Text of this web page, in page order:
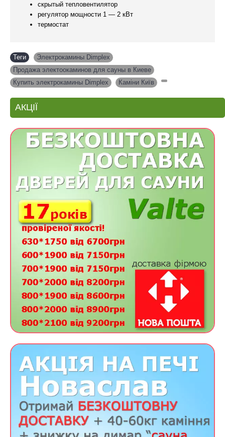
скрытый тепловентилятор
регулятор мощности 1 — 2 кВт
термостат
Теги Электрокамины Dimplex
Продажа электоокаминов для сауны в Киеве
Купить электрокамины Dimplex
Каміни Київ
АКЦІЇ